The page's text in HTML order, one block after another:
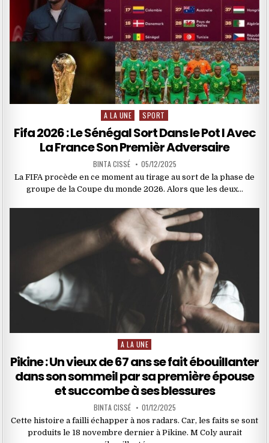
Posted
A LA UNE SPORT
Fifa 2026 : Le Sénégal Sort Dans le Pot I Avec
La France Son Premièr Adversaire
BINTA CISSÉ 05/12/2025
La FIFA procède en ce moment au tirage au sort de la phase de
groupe de la Coupe du monde 2026. Alors que les deux…
Posted
in
A LA UNE
Pikine : Un vieux de 67 ans se fait ébouillanter
dans son sommeil par sa première épouse
et succombe à ses blessures
BINTA CISSÉ 01/12/2025
Cette histoire a failli échapper à nos radars. Car, les faits se sont
produits le 18 novembre dernier à Pikine. M Coly aurait